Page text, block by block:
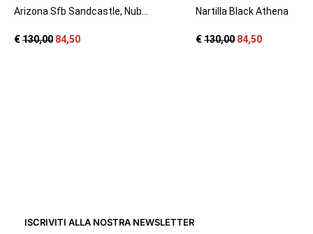
ISCRIVITI ALLA NOSTRA NEWSLETTER